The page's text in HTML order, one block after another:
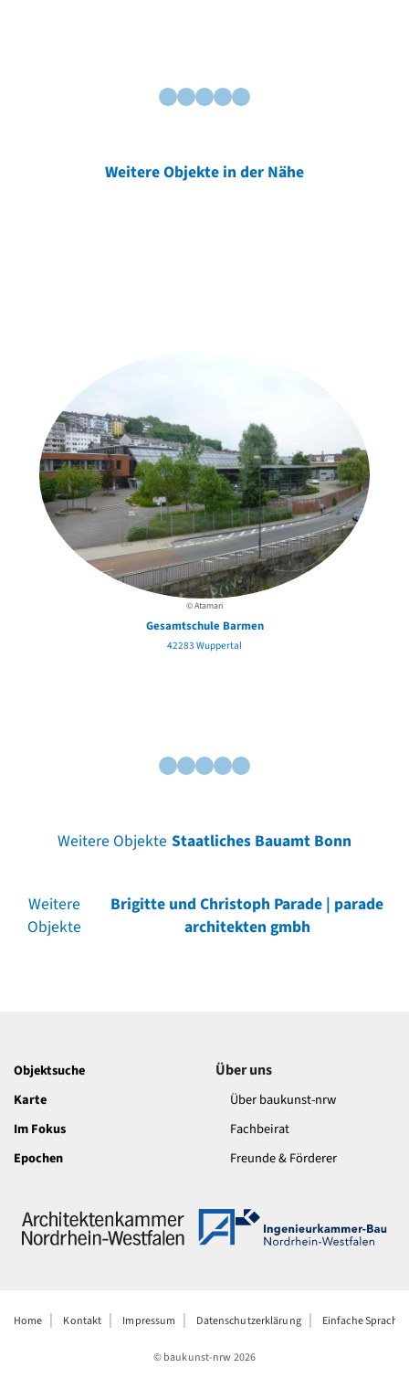
Weitere Objekte in der Nähe
© Atamari
Gesamtschule Barmen
42283 Wuppertal
Weitere Objekte Staatliches Bauamt Bonn
Weitere
Objekte
Brigitte und Christoph Parade | parade
architekten gmbh
Objektsuche
Karte
Im Fokus
Epochen
Über uns
Über baukunst-nrw
Fachbeirat
Freunde & Förderer
Home Kontakt Impressum Datenschutzerklärung Einfache Sprache
© baukunst-nrw2026